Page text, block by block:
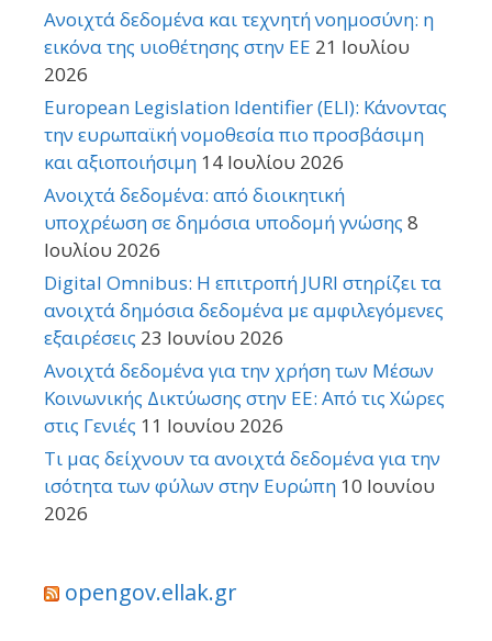
Ανοιχτά δεδομένα και τεχνητή νοημοσύνη: η
εικόνα της υιοθέτησης στην ΕΕ 21 Ιουλίου
2026
European Legislation Identifier (ELI): Κάνοντας
την ευρωπαϊκή νομοθεσία πιο προσβάσιμη
και αξιοποιήσιμη 14 Ιουλίου 2026
Ανοιχτά δεδομένα: από διοικητική
υποχρέωση σε δημόσια υποδομή γνώσης 8
Ιουλίου 2026
Digital Omnibus: Η επιτροπή JURI στηρίζει τα
ανοιχτά δημόσια δεδομένα με αμφιλεγόμενες
εξαιρέσεις 23 Ιουνίου 2026
Ανοιχτά δεδομένα για την χρήση των Μέσων
Κοινωνικής Δικτύωσης στην ΕΕ: Από τις Χώρες
στις Γενιές 11 Ιουνίου 2026
Τι μας δείχνουν τα ανοιχτά δεδομένα για την
ισότητα των φύλων στην Ευρώπη 10 Ιουνίου
2026
opengov.ellak.gr